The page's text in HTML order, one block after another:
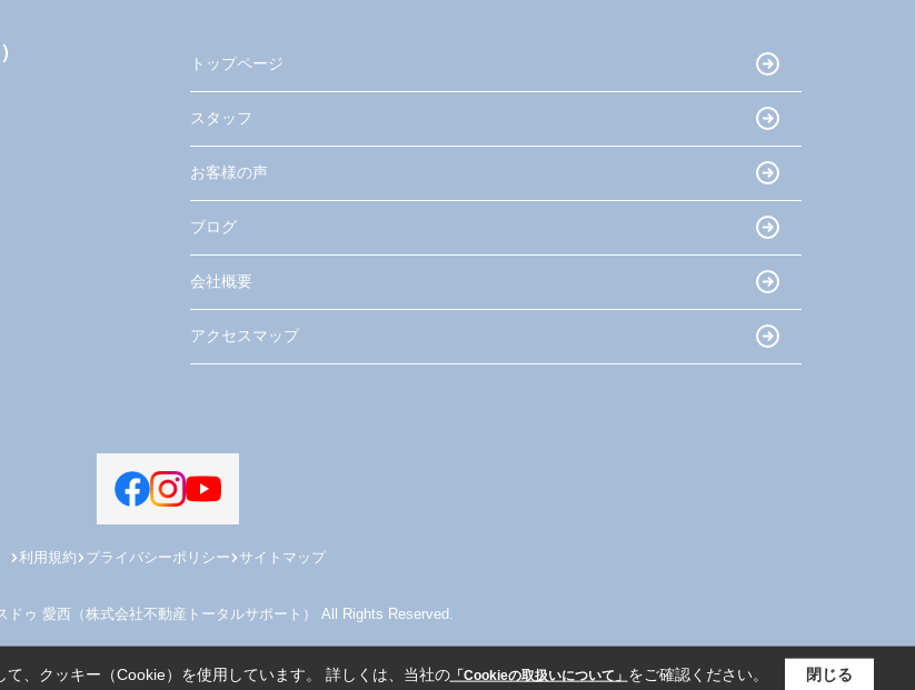
Thank you so much for assisting us very
Especially Mr.MASAYA he is the best.
初めての事でわからない部々をていねいに教
不安な気持ちや、グチにも対応いただいて本
当に感謝しています。
トップページ
スタッフ
お客様の声
ブログ
会社概要
アクセスマップ
利用規約 プライバシーポリシー サイトマップ
ドゥ 愛西（株式会社不動産トータルサポート） All Rights Reserved.
、クッキー（Cookie）を使用しています。 詳しくは、当社の「Cookieの取扱いについて」 をご確認ください。 閉じる